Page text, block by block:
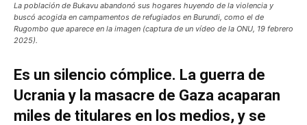
La población de Bukavu abandonó sus hogares huyendo de la violencia y
buscó acogida en campamentos de refugiados en Burundi, como el de
Rugombo que aparece en la imagen (captura de un vídeo de la ONU, 19 febrero
2025).
Es un silencio cómplice. La guerra de
Ucrania y la masacre de Gaza acaparan
miles de titulares en los medios, y se